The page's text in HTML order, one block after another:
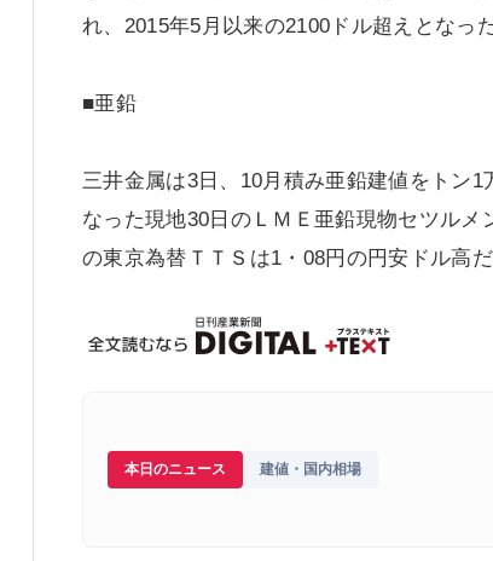
れ、2015年5月以来の2100ドル超えとなった
■亜鉛
三井金属は3日、10月積み亜鉛建値をトン
なった現地30日のＬＭＥ亜鉛現物セツルメ
の東京為替ＴＴＳは1・08円の円安ドル高だ
本日のニュース 建値・国内相場